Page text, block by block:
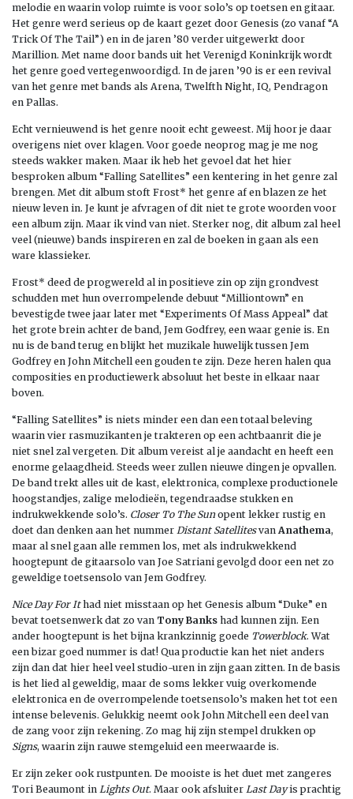
melodie en waarin volop ruimte is voor solo’s op toetsen en gitaar.
Het genre werd serieus op de kaart gezet door Genesis (zo vanaf “A
Trick Of The Tail”) en in de jaren ’80 verder uitgewerkt door
Marillion. Met name door bands uit het Verenigd Koninkrijk wordt
het genre goed vertegenwoordigd. In de jaren ’90 is er een revival
van het genre met bands als Arena, Twelfth Night, IQ, Pendragon
en Pallas.
Echt vernieuwend is het genre nooit echt geweest. Mij hoor je daar
overigens niet over klagen. Voor goede neoprog mag je me nog
steeds wakker maken. Maar ik heb het gevoel dat het hier
besproken album “Falling Satellites” een kentering in het genre zal
brengen. Met dit album stoft Frost* het genre af en blazen ze het
nieuw leven in. Je kunt je afvragen of dit niet te grote woorden voor
een album zijn. Maar ik vind van niet. Sterker nog, dit album zal heel
veel (nieuwe) bands inspireren en zal de boeken in gaan als een
ware klassieker.
Frost* deed de progwereld al in positieve zin op zijn grondvest
schudden met hun overrompelende debuut “Milliontown” en
bevestigde twee jaar later met “Experiments Of Mass Appeal” dat
het grote brein achter de band, Jem Godfrey, een waar genie is. En
nu is de band terug en blijkt het muzikale huwelijk tussen Jem
Godfrey en John Mitchell een gouden te zijn. Deze heren halen qua
composities en productiewerk absoluut het beste in elkaar naar
boven.
“Falling Satellites” is niets minder een dan een totaal beleving
waarin vier rasmuzikanten je trakteren op een achtbaanrit die je
niet snel zal vergeten. Dit album vereist al je aandacht en heeft een
enorme gelaagdheid. Steeds weer zullen nieuwe dingen je opvallen.
De band trekt alles uit de kast, elektronica, complexe productionele
hoogstandjes, zalige melodieën, tegendraadse stukken en
indrukwekkende solo’s. Closer To The Sunopent lekker rustig en
doet dan denken aan het nummer Distant Satellitesvan Anathema,
maar al snel gaan alle remmen los, met als indrukwekkend
hoogtepunt de gitaarsolo van Joe Satriani gevolgd door een net zo
geweldige toetsensolo van Jem Godfrey.
Nice Day For Ithad niet misstaan op het Genesis album “Duke” en
bevat toetsenwerk dat zo van Tony Banks had kunnen zijn. Een
ander hoogtepunt is het bijna krankzinnig goede Towerblock. Wat
een bizar goed nummer is dat! Qua productie kan het niet anders
zijn dan dat hier heel veel studio-uren in zijn gaan zitten. In de basis
is het lied al geweldig, maar de soms lekker vuig overkomende
elektronica en de overrompelende toetsensolo’s maken het tot een
intense belevenis. Gelukkig neemt ook John Mitchell een deel van
de zang voor zijn rekening. Zo mag hij zijn stempel drukken op
Signs, waarin zijn rauwe stemgeluid een meerwaarde is.
Er zijn zeker ook rustpunten. De mooiste is het duet met zangeres
Tori Beaumont in Lights Out. Maar ook afsluiter Last Dayis prachtig